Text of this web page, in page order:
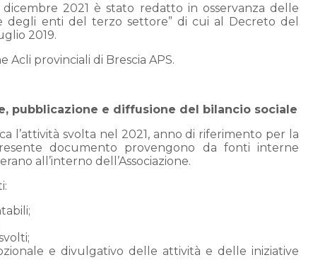
dicembre 2021 è stato redatto in osservanza delle
degli enti del terzo settore” di cui al Decreto del
2019.
provinciali di Brescia APS.
pubblicazione e diffusione del bilancio sociale
l’attività svolta nel 2021, anno di riferimento per la
documento provengono da fonti interne
all’interno dell’Associazione.
e divulgativo delle attività e delle iniziative